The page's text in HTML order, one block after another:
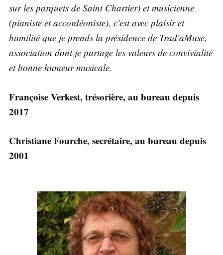
sur les parquets de Saint Chartier) et musicienne
(pianiste et accordéoniste), c'est avec plaisir et
humilité que je prends la présidence de Trad'aMuse,
association dont je partage les valeurs de convivialité
et bonne humeur musicale.
Françoise Verkest, trésorière, au bureau depuis
2017
Christiane Fourche, secrétaire, au bureau depuis
2001